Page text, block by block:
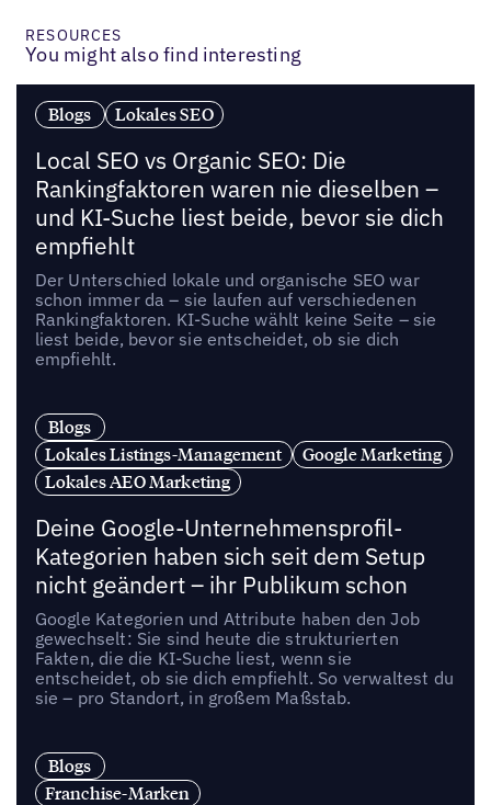
RESOURCES
You might also find interesting
Blogs Lokales SEO
Local SEO vs Organic SEO: Die
Rankingfaktoren waren nie dieselben –
und KI-Suche liest beide, bevor sie dich
empfiehlt
Der Unterschied lokale und organische SEO war
schon immer da – sie laufen auf verschiedenen
Rankingfaktoren. KI-Suche wählt keine Seite – sie
liest beide, bevor sie entscheidet, ob sie dich
empfiehlt.
Blogs
Lokales Listings-Management
Google Marketing
Lokales AEO Marketing
Deine Google-Unternehmensprofil-
Kategorien haben sich seit dem Setup
nicht geändert – ihr Publikum schon
Google Kategorien und Attribute haben den Job
gewechselt: Sie sind heute die strukturierten
Fakten, die die KI-Suche liest, wenn sie
entscheidet, ob sie dich empfiehlt. So verwaltest du
sie – pro Standort, in großem Maßstab.
Blogs
Franchise-Marken